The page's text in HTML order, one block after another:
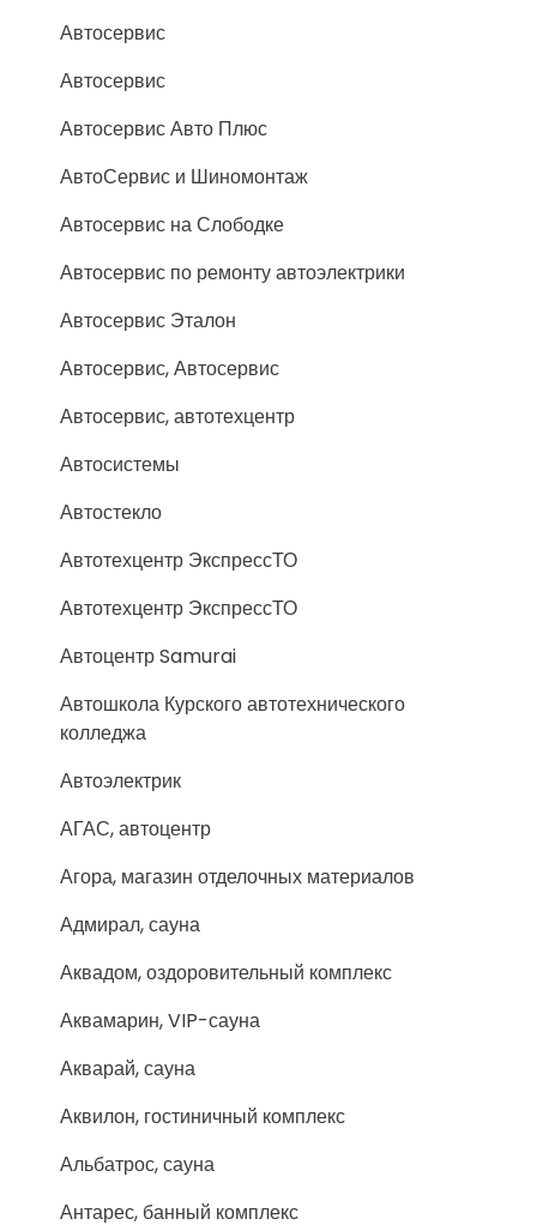
Автосервис
Автосервис
Автосервис Авто Плюс
АвтоСервис и Шиномонтаж
Автосервис на Слободке
Автосервис по ремонту автоэлектрики
Автосервис Эталон
Автосервис, Автосервис
Автосервис, автотехцентр
Автосистемы
Автостекло
Автотехцентр ЭкспрессТО
Автотехцентр ЭкспрессТО
Автоцентр Samurai
Автошкола Курского автотехнического
колледжа
Автоэлектрик
АГАС, автоцентр
Агора, магазин отделочных материалов
Адмирал, сауна
Аквадом, оздоровительный комплекс
Аквамарин, VIP-сауна
Акварай, сауна
Аквилон, гостиничный комплекс
Альбатрос, сауна
Антарес, банный комплекс